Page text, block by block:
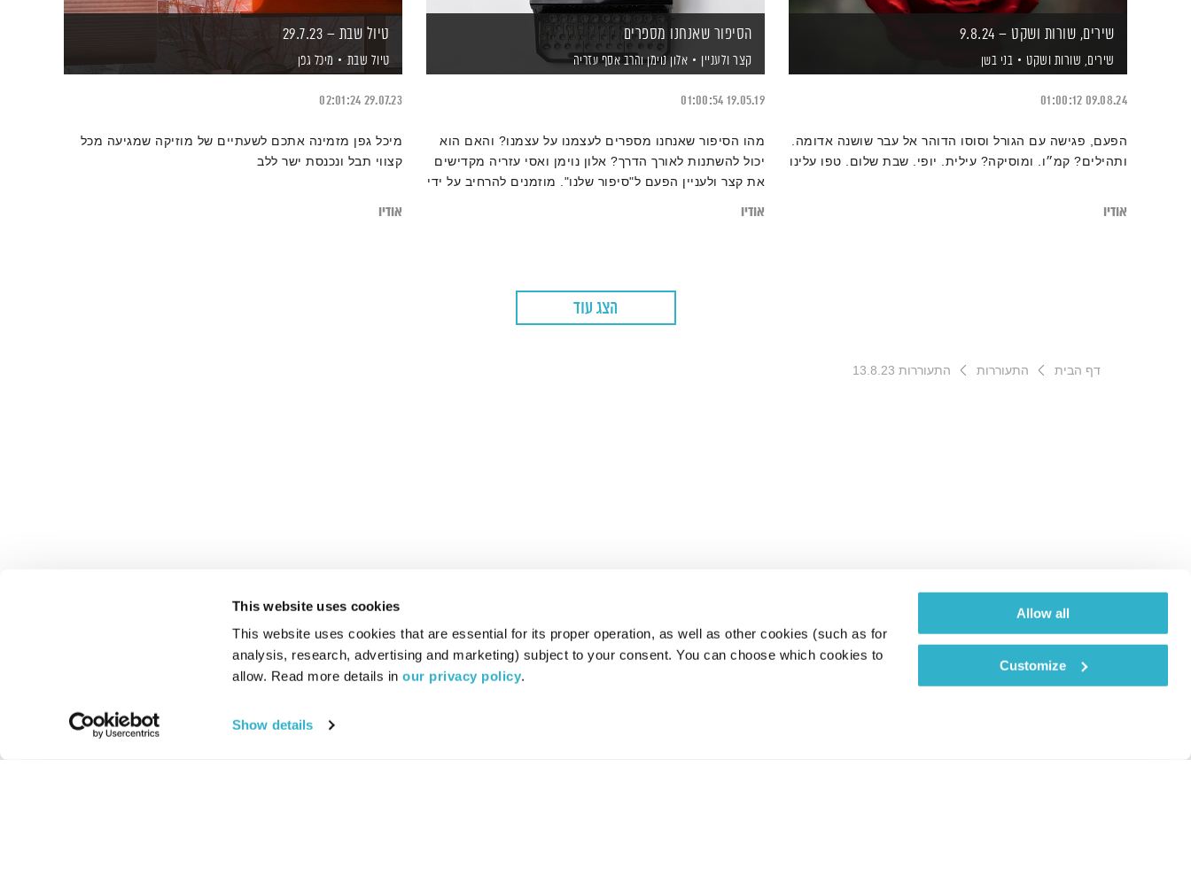
This website uses cookies
This website uses cookies that are essential for its proper operation, as well as other cookies (such as for
analysis, research, advertising and marketing) subject to your consent. You can choose which cookies to
allow. Read more details in our privacy policy.
Show details
Allow all
Customize
שירים, שורות ושקט – 9.8.24
שירים, שורות ושקט בני בשן
09.08.24
01:00:12
הפעם, פגישה עם הגורל וסוסו הדוהר אל עבר שושנה אדומה.
ותהילים? קמ״ו. ומוסיקה? עילית. יופי. שבת שלום. טפו עלינו
אודיו
הסיפור שאנחנו מספרים
קצר ולעניין אלון נוימןוהרב אסף עזריה
19.05.19
01:00:54
מהו הסיפור שאנחנו מספרים לעצמנו על עצמנו? והאם הוא
יכול להשתנות לאורך הדרך? אלון נוימן ואסי עזריה מקדישים
את קצר ולעניין הפעם ל"סיפור שלנו". מוזמנים להרחיב על ידי
אודיו
טיול שבת – 29.7.23
טיול שבת מיכל גפן
29.07.23
02:01:24
מיכל גפן מזמינה אתכם לשעתיים של מוזיקה שמגיעה מכל
קצווי תבל ונכנסת ישר ללב
אודיו
הצג עוד
דף הבית התעוררות התעוררות 13.8.23